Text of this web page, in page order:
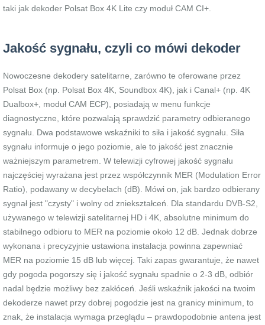
taki jak dekoder Polsat Box 4K Lite czy moduł CAM CI+.
Jakość sygnału, czyli co mówi dekoder
Nowoczesne dekodery satelitarne, zarówno te oferowane przez
Polsat Box (np. Polsat Box 4K, Soundbox 4K), jak i Canal+ (np. 4K
Dualbox+, moduł CAM ECP), posiadają w menu funkcje
diagnostyczne, które pozwalają sprawdzić parametry odbieranego
sygnału. Dwa podstawowe wskaźniki to siła i jakość sygnału. Siła
sygnału informuje o jego poziomie, ale to jakość jest znacznie
ważniejszym parametrem. W telewizji cyfrowej jakość sygnału
najczęściej wyrażana jest przez współczynnik MER (Modulation Error
Ratio), podawany w decybelach (dB). Mówi on, jak bardzo odbierany
sygnał jest "czysty" i wolny od zniekształceń. Dla standardu DVB-S2,
używanego w telewizji satelitarnej HD i 4K, absolutne minimum do
stabilnego odbioru to MER na poziomie około 12 dB. Jednak dobrze
wykonana i precyzyjnie ustawiona instalacja powinna zapewniać
MER na poziomie 15 dB lub więcej. Taki zapas gwarantuje, że nawet
gdy pogoda pogorszy się i jakość sygnału spadnie o 2-3 dB, odbiór
nadal będzie możliwy bez zakłóceń. Jeśli wskaźnik jakości na twoim
dekoderze nawet przy dobrej pogodzie jest na granicy minimum, to
znak, że instalacja wymaga przeglądu – prawdopodobnie antena jest